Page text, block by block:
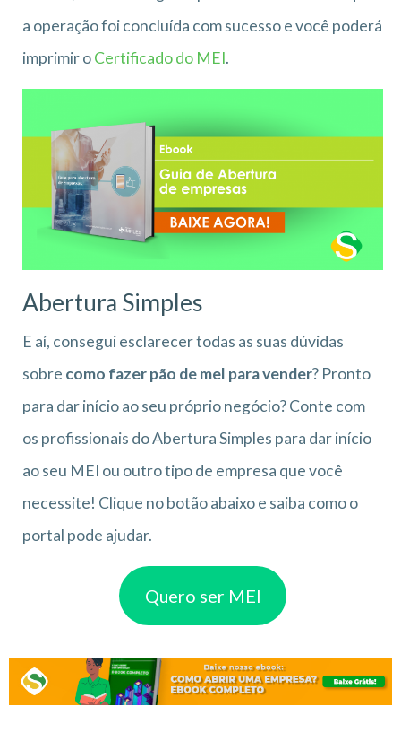
a operação foi concluída com sucesso e você poderá
imprimir oCertificado do MEI.
Abertura Simples
E aí, consegui esclarecer todas as suas dúvidas
sobre como fazer pão de mel para vender? Pronto
para dar início ao seu próprio negócio? Conte com
os profissionais do Abertura Simples para dar início
ao seu MEI ou outro tipo de empresa que você
necessite! Clique no botão abaixo e saiba como o
portal pode ajudar.
Quero ser MEI